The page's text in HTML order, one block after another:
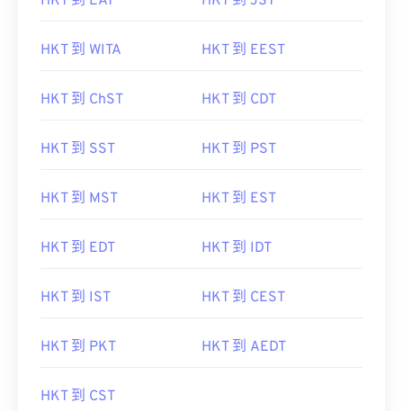
HKT 到 WITA HKT 到 EEST
HKT 到 ChST HKT 到 CDT
HKT 到 SST HKT 到 PST
HKT 到 MST HKT 到 EST
HKT 到 EDT HKT 到 IDT
HKT 到 IST HKT 到 CEST
HKT 到 PKT HKT 到 AEDT
HKT 到 CST